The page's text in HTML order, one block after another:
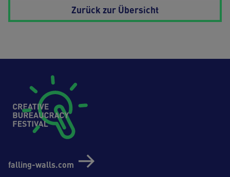
Zurück zur Übersicht
falling-walls.com